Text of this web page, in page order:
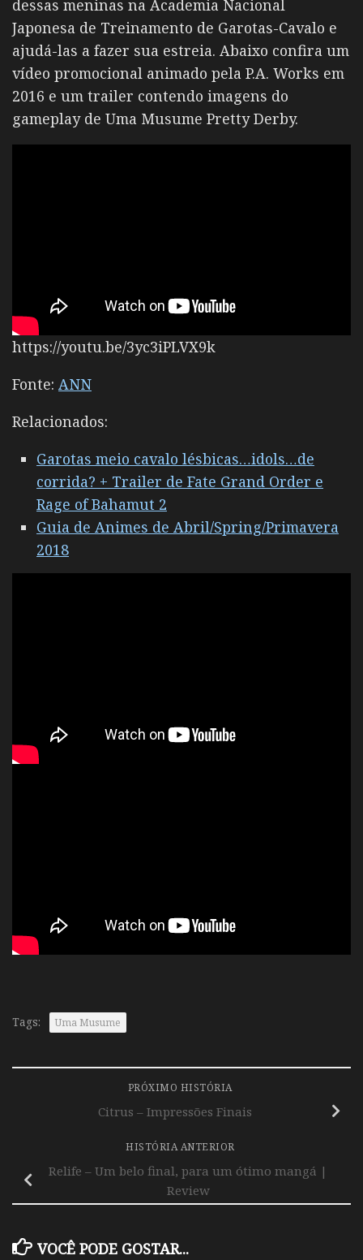
dessas meninas na Academia Nacional
Japonesa de Treinamento de Garotas-Cavalo e
ajudá-las a fazer sua estreia. Abaixo confira um
vídeo promocional animado pela P.A. Works em
2016 e um trailer contendo imagens do
gameplay de Uma Musume Pretty Derby.
https://youtu.be/3yc3iPLVX9k
Fonte: ANN
Relacionados:
Garotas meio cavalo lésbicas…idols…de
corrida? + Trailer de Fate Grand Order e
Rage of Bahamut 2
Guia de Animes de Abril/Spring/Primavera
2018
Tags: Uma Musume
PRÓXIMO HISTÓRIA
Citrus – Impressões Finais
HISTÓRIA ANTERIOR
Relife – Um belo final, para um ótimo mangá |
Review
VOCÊ PODE GOSTAR...